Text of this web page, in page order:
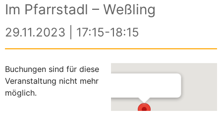
Im Pfarrstadl – Weßling
29.11.2023 | 17:15-18:15
Buchungen sind für diese
Veranstaltung nicht mehr
möglich.
Im Pfarrstadl – Weßling
Am Kreuzberg 3 - Weßling